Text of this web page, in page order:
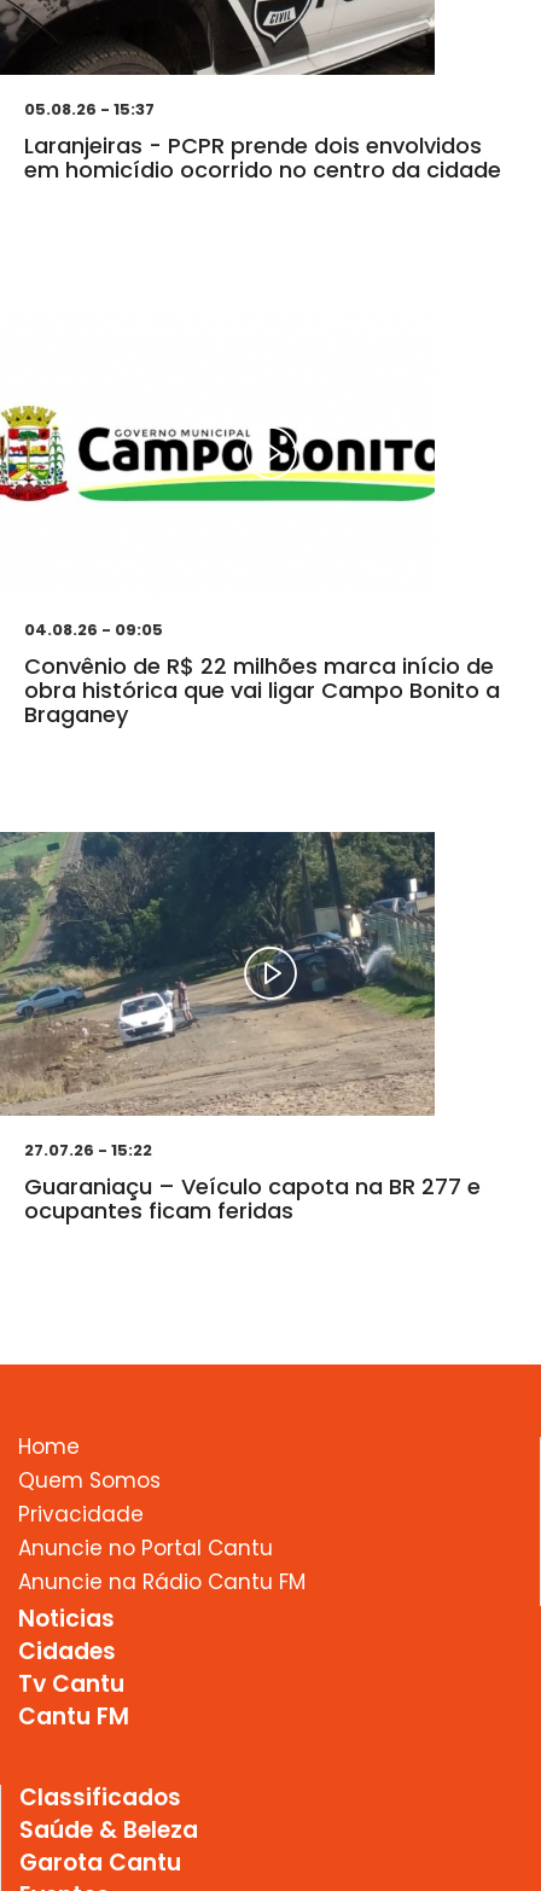
05.08.26 - 15:37
Laranjeiras - PCPR prende dois envolvidos
em homicídio ocorrido no centro da cidade
04.08.26 - 09:05
Convênio de R$ 22 milhões marca início de
obra histórica que vai ligar Campo Bonito a
Braganey
27.07.26 - 15:22
Guaraniaçu – Veículo capota na BR 277 e
ocupantes ficam feridas
Home
Quem Somos
Privacidade
Anuncie no Portal Cantu
Anuncie na Rádio Cantu FM
Noticias
Cidades
Tv Cantu
Cantu FM
Classificados
Saúde & Beleza
Garota Cantu